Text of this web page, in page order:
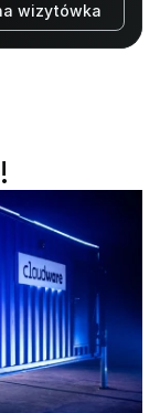
wizytówka